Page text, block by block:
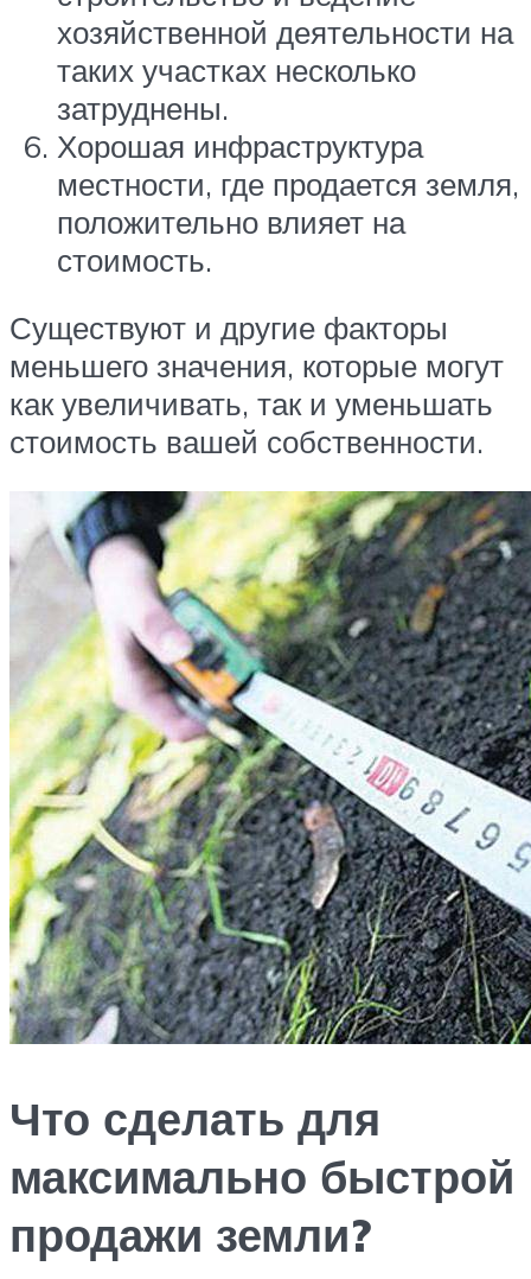
хозяйственной деятельности на
таких участках несколько
затруднены.
Хорошая инфраструктура
местности, где продается земля,
положительно влияет на
стоимость.
Существуют и другие факторы
меньшего значения, которые могут
как увеличивать, так и уменьшать
стоимость вашей собственности.
Что сделать для
максимально быстрой
продажи земли?